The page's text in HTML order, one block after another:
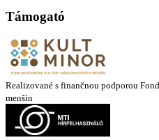
Támogató
Realizované s finančnou podporou
menšín